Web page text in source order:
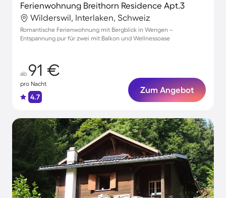
Ferienwohnung Breithorn Residence Apt.3
Wilderswil, Interlaken, Schweiz
Romantische Ferienwohnung mit Bergblick in Wengen –
Entspannung pur für zwei mit Balkon und Wellnessoase
ab 91 €
pro Nacht
4.7
Zum Angebot